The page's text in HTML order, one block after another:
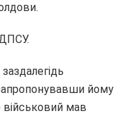
йому
мав